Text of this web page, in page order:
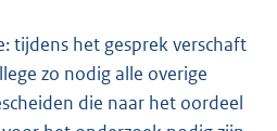
tijdens het gesprek verschaft
zo nodig alle overige
die naar het oordeel